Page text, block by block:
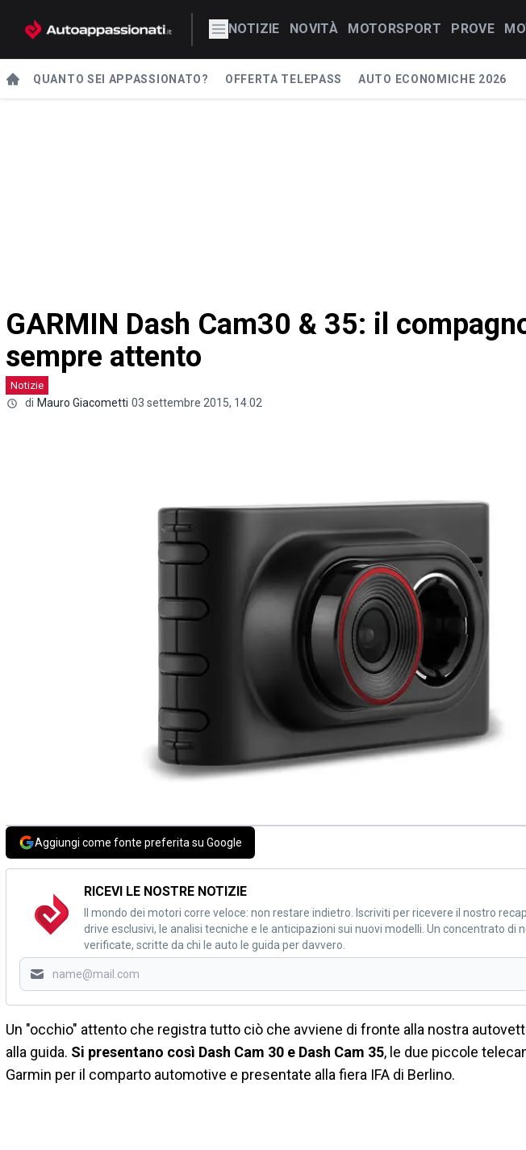
NOTIZIE NOVITÀ MOTORSPORT PROVE
QUANTO SEI APPASSIONATO? OFFERTA TELEPASS AUTO ECONOMICHE 2026
GARMIN Dash Cam30 & 35: il
sempre attento
Notizie
di Mauro Giacometti 03 settembre 2015, 14.02
Aggiungi come fonte preferita su Google
RICEVI LE NOSTRE NOTIZIE
Il mondo dei motori corre veloce: non restare indietro. Iscriviti per ricevere il nostro
drive esclusivi, le analisi tecniche e le anticipazioni sui nuovi modelli. Un concentrato di
verificate, scritte da chi le auto le guida per davvero.
Un "occhio" attento che registra tutto ciò che avviene di fronte alla nostra
alla guida. Si presentano così Dash Cam 30 e Dash Cam 35, le due piccole
Garmin per il comparto automotive e presentate alla fiera IFA di Berlino.